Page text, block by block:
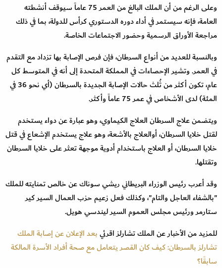
وعلى الرغم من أن الملك البالغ من العمر 75 عاماً سيوقف أنشطته
العامة، فإنه سيستمر في أداء دوره الدستوري كرأس للدولة، بما في ذلك
مراجعة الأوراق الرسمية وحضور الاجتماعات الخاصة.
وبالنسبة للعديد من أنواع السرطان، فإن فرص الإصابة بها تزداد مع التقدم
في العمر. وتشير الإحصاءات في المملكة المتحدة إلى أنه في المتوسط كل
عام، تكون أكثر من ثُلث حالات الإصابة الجديدة بالسرطان (أي نحو 36 في
المئة) لدى الأشخاص في عمر 75 عاماً وأكثر.
ويتضمن علاج السرطان العلاج الكيماوي، وهو عبارة عن دواء يستخدم
لقتل خلايا السرطان، أوالعلاج بالأشعة، وهو علاج يستخدم الإشعاع في قتل
خلايا السرطان، أو العلاج باستخدام أدوية موجهة تعثر على خلايا السرطان
وتقتلها.
وقد أعرب رئيس الوزراء البريطاني ريشي سوناك عن خالص تمنايته للملك
"بالشفاء العاجل والتام"، وكذلك فعل زعيم حزب العمال السير كير
ستارمر ورئيس مجلس العموم السير ليندسي هويل.
للمزيد من الأخبار عن الملك تشارلز اقرئيبعد الإعلان عن إصابة الملك
تشارلز بالسرطان: كيف كان القصر يتعامل مع صحة أفراد الأسرة المالكة
سابقًا؟